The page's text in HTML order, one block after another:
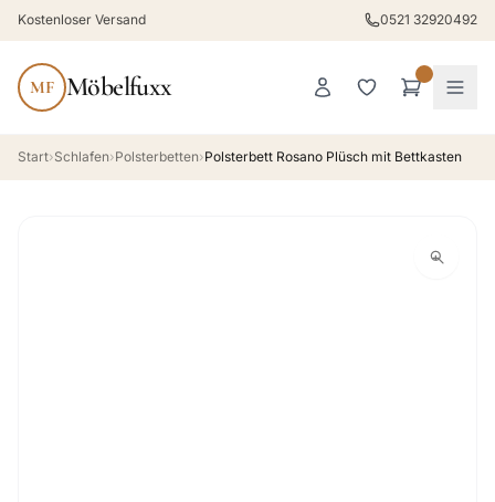
Kostenloser Versand 0521 32920492
MF Möbelfuxx
Start›Schlafen›Polsterbetten›Polsterbett Rosano Plüsch mit Bettkasten